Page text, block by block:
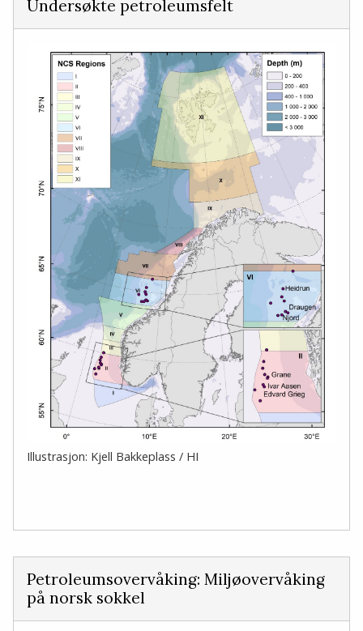
Undersøkte petroleumsfelt
Illustrasjon: Kjell Bakkeplass / HI
Petroleumsovervåking: Miljøovervåking
på norsk sokkel